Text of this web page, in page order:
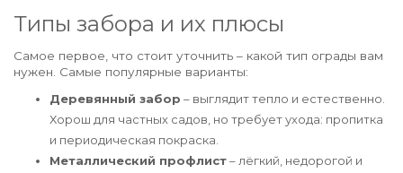
Типы забора и их плюсы
Самое первое, что стоит уточнить – какой тип ограды вам
нужен. Самые популярные варианты:
Деревянный забор – выглядит тепло и естественно.
Хорош для частных садов, но требует ухода: пропитка
и периодическая покраска.
Металлический профлист– лёгкий, недорогой и